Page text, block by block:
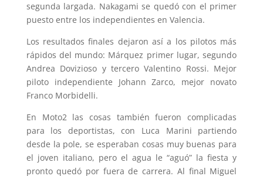
segunda largada. Nakagami se quedó con el primer
puesto entre los independientes en Valencia.
Los resultados finales dejaron así a los pilotos más
rápidos del mundo: Márquez primer lugar, segundo
Andrea Dovizioso y tercero Valentino Rossi. Mejor
piloto independiente Johann Zarco, mejor novato
Franco Morbidelli.
En Moto2 las cosas también fueron complicadas
para los deportistas, con Luca Marini partiendo
desde la pole, se esperaban cosas muy buenas para
el joven italiano, pero el agua le “aguó” la fiesta y
pronto quedó por fuera de carrera. Al final Miguel